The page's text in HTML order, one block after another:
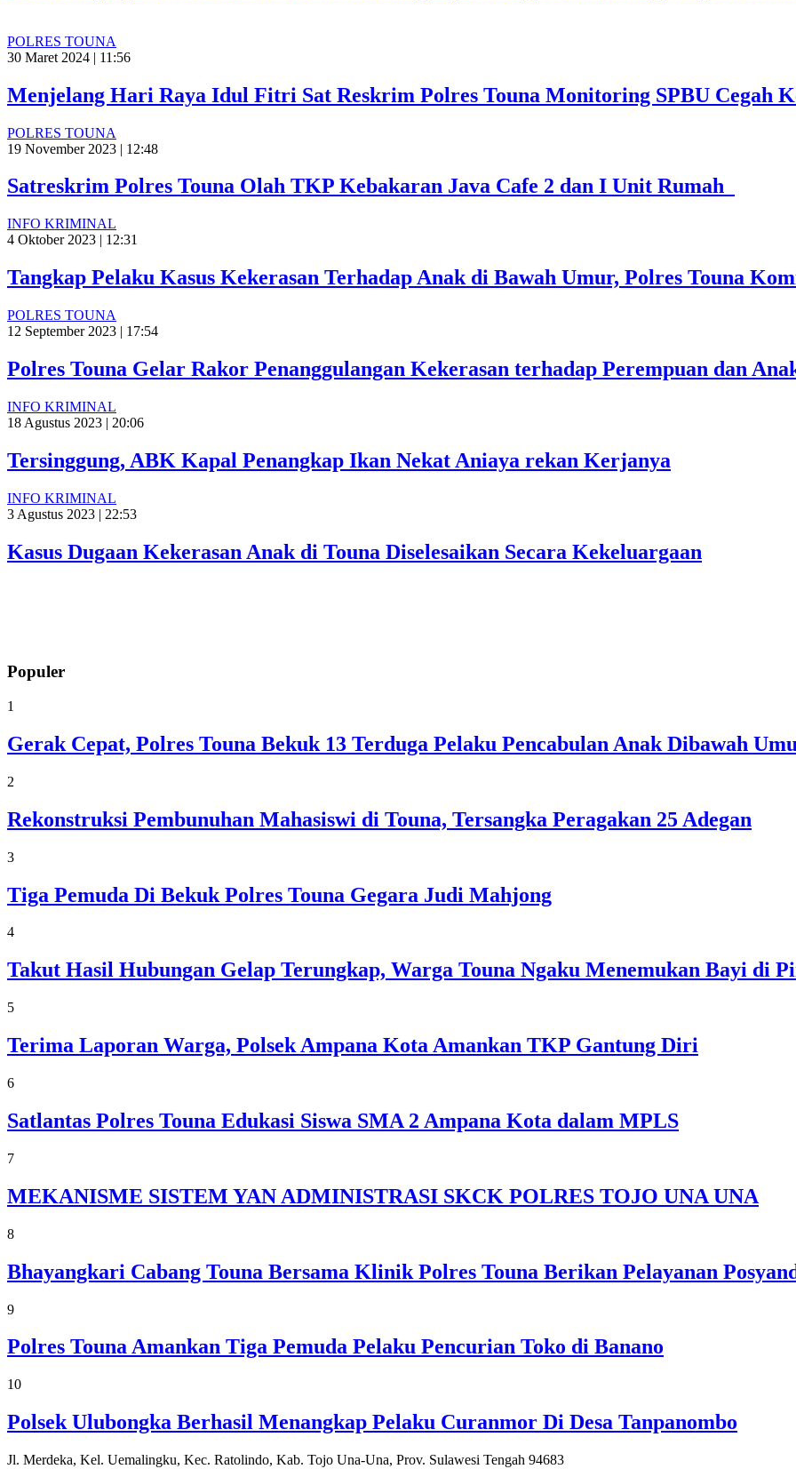
POLRES TOUNA
30 Maret 2024 | 11:56
Menjelang Hari Raya Idul Fitri Sat Reskrim Polres Touna Monitoring SPBU Cegah
POLRES TOUNA
19 November 2023 | 12:48
Satreskrim Polres Touna Olah TKP Kebakaran Java Cafe 2 dan I Unit Rumah
INFO KRIMINAL
4 Oktober 2023 | 12:31
Tangkap Pelaku Kasus Kekerasan Terhadap Anak di Bawah Umur, Polres Touna
POLRES TOUNA
12 September 2023 | 17:54
Polres Touna Gelar Rakor Penanggulangan Kekerasan terhadap Perempuan dan
INFO KRIMINAL
18 Agustus 2023 | 20:06
Tersinggung, ABK Kapal Penangkap Ikan Nekat Aniaya rekan Kerjanya
INFO KRIMINAL
3 Agustus 2023 | 22:53
Kasus Dugaan Kekerasan Anak di Touna Diselesaikan Secara Kekeluargaan
Populer
1
Gerak Cepat, Polres Touna Bekuk 13 Terduga Pelaku Pencabulan Anak Dibawah
2
Rekonstruksi Pembunuhan Mahasiswi di Touna, Tersangka Peragakan 25 Adegan
3
Tiga Pemuda Di Bekuk Polres Touna Gegara Judi Mahjong
4
Takut Hasil Hubungan Gelap Terungkap, Warga Touna Ngaku Menemukan Bayi di
5
Terima Laporan Warga, Polsek Ampana Kota Amankan TKP Gantung Diri
6
Satlantas Polres Touna Edukasi Siswa SMA 2 Ampana Kota dalam MPLS
7
MEKANISME SISTEM YAN ADMINISTRASI SKCK POLRES TOJO UNA UNA
8
Bhayangkari Cabang Touna Bersama Klinik Polres Touna Berikan Pelayanan
9
Polres Touna Amankan Tiga Pemuda Pelaku Pencurian Toko di Banano
10
Polsek Ulubongka Berhasil Menangkap Pelaku Curanmor Di Desa Tanpanombo
Jl. Merdeka, Kel. Uemalingku, Kec. Ratolindo, Kab. Tojo Una-Una, Prov. Sulawesi Tengah 94683